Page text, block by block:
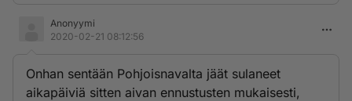
Anonyymi
2020-02-21 08:12:56
Onhan sentään Pohjoisnavalta jäät sulaneet
aikapäiviä sitten aivan ennustusten mukaisesti,